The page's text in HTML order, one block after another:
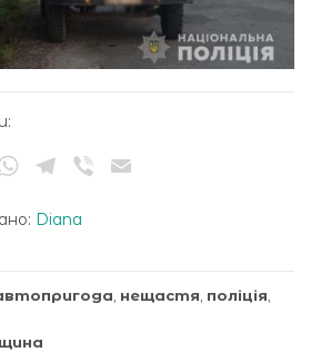
WhatsApp
Telegram
Viber
Diana
нещастя поліція